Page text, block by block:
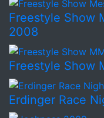
Freestyle Show
2008
Freestyle Show
Erdinger Race